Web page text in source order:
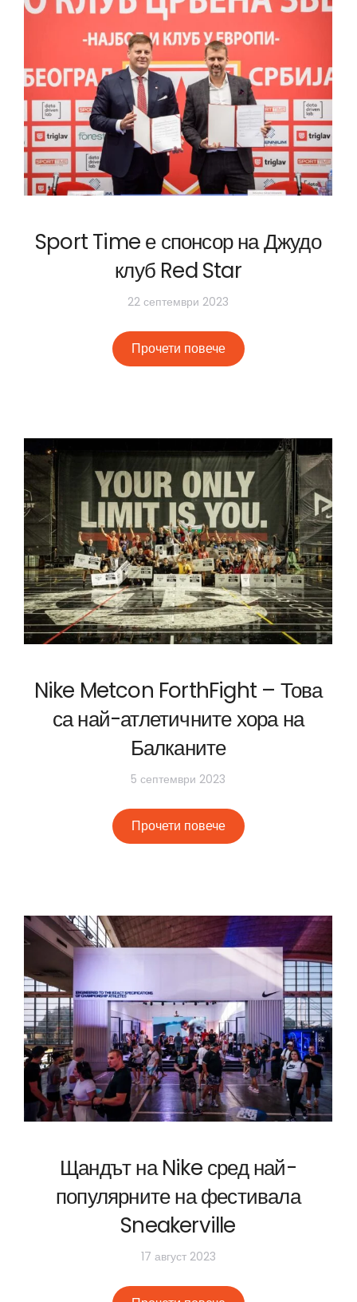
Sport Time е спонсор на Джудо
клуб Red Star
22 септември 2023
Прочети повече
Nike Metcon ForthFight – Това
са най-атлетичните хора на
Балканите
5 септември 2023
Прочети повече
Щандът на Nike сред най-
популярните на фестивала
Sneakerville
17 август 2023